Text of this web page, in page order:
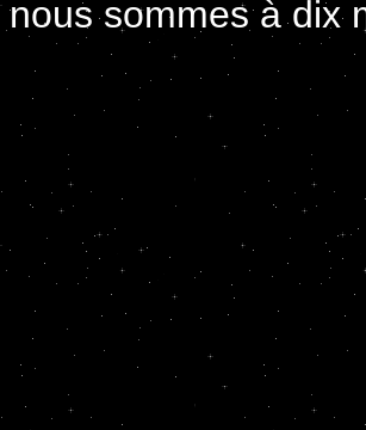
nous sommes à dix